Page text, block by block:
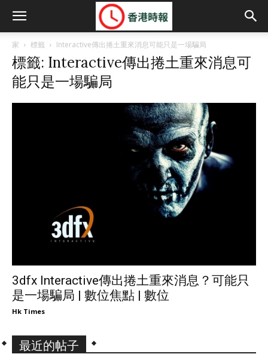
家 標籤 Interactive傳出捲土重來消息可能只是一場騙局
標籤: Interactive傳出捲土重來消息可
能只是一場騙局
3dfx Interactive傳出捲土重來消息？可能只
是一場騙局 | 數位焦點 | 數位
Hk Times
最近的帖子